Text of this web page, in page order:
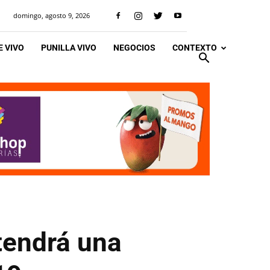
domingo, agosto 9, 2026
VIVO PUNILLA VIVO NEGOCIOS CONTEXTO
una